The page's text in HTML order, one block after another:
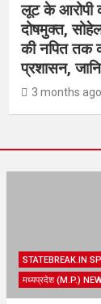
लूट के आरोपी
दोषमुक्त,
की नपित तक
प्रशासन,
3 months ago
STATEBREAK.IN
मध्यप्रदेश (M.P.)